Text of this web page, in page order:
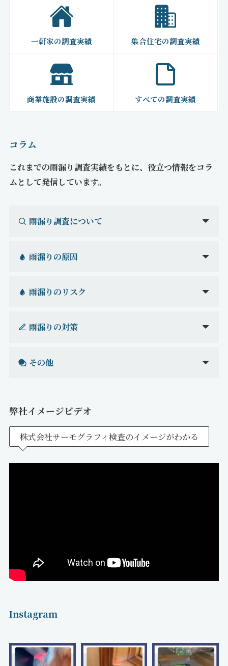
一軒家の調査実績 集合住宅の調査実績
商業施設の調査実績 すべての調査実績
コラム
これまでの雨漏り調査実績をもとに、役立つ情報をコラ
ムとして発信しています。
雨漏り調査について
雨漏りの原因
雨漏りのリスク
雨漏りの対策
その他
弊社イメージビデオ
株式会社サーモグラフィ検査のイメージがわかる
Instagram